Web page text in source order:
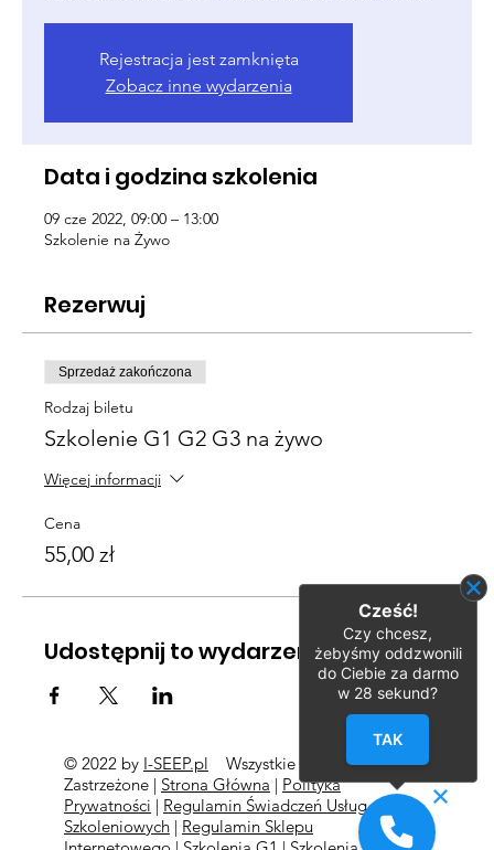
Rejestracja jest zamknięta
Zobacz inne wydarzenia
Data i godzina szkolenia
09 cze 2022, 09:00 – 13:00
Szkolenie na Żywo
Rezerwuj
Sprzedaż zakończona
Rodzaj biletu
Szkolenie G1 G2 G3 na żywo
Więcej informacji
Cena
55,00 zł
Udostępnij to wydarzenie
© 2022 by I-SEEP.pl
Wszystkie Prawa
Zastrzeżone | Strona Główna | Polityka
Prywatności | Regulamin Świadczeń Usług
Szkoleniowych| Regulamin Sklepu
Cześć!
Czy chcesz,
żebyśmy oddzwonili
do Ciebie za darmo
w 28 sekund?
TAK